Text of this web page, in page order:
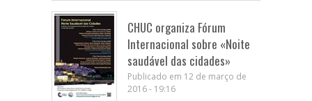
CHUC organiza Fórum
Internacional sobre «Noite
saudável das cidades»
Publicado em 12 de março de
2016 - 19:16